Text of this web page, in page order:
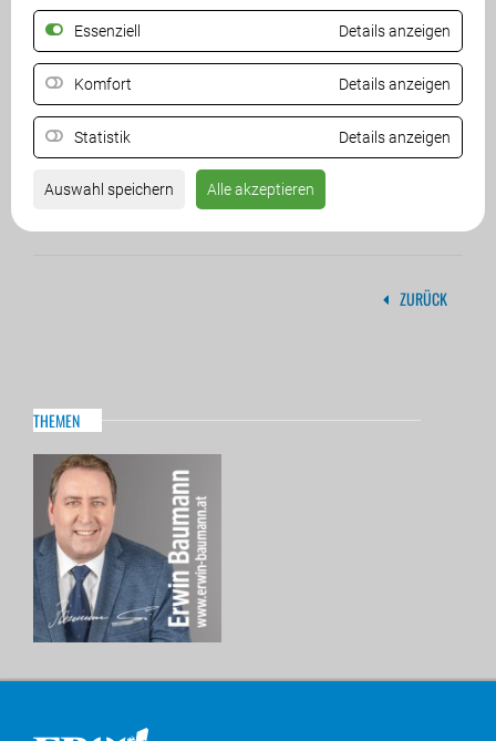
Essenziell Details anzeigen
Komfort Details anzeigen
Statistik Details anzeigen
Auswahl speichern Alle akzeptieren
ZURÜCK
THEMEN